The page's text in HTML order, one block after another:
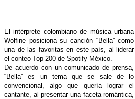
El intérprete colombiano de música urbana
Wolfine posiciona su canción “Bella” como
una de las favoritas en este país, al liderar
el conteo Top 200 de Spotify México.
De acuerdo con un comunicado de prensa,
“Bella” es un tema que se sale de lo
convencional, algo que quería lograr el
cantante, al presentar una faceta romántica,